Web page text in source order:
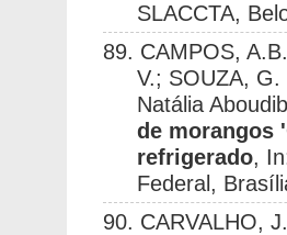
SLACCTA,
89. CAMPOS,
V.; SOUZA,
Natália
de morangos
refrigerado,
Federal,
90. CARVALHO,